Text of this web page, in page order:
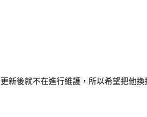
新後就不在進行維護，所以希望把他